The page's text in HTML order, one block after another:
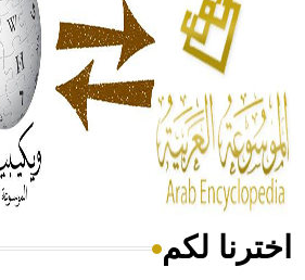
- هل تعلم أن المرجان إفراز حيواني
من مادة كربونات الكلسيوم، وهو أحمر
أجود أنواعه، ويمتاز بكبر الحجم ويسمى
هل تعلم أن الأبسيد كلمة فرنسية اللفظ
اخترنا لكم